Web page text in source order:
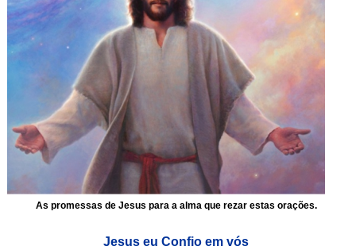
As promessas de Jesus para a alma que rezar estas orações.
Jesus eu Confio em vós